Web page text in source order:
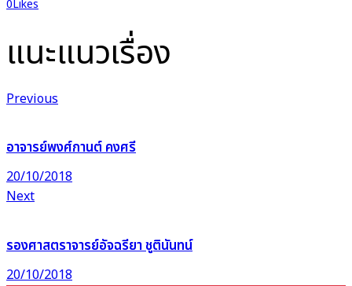
0Likes
แนะแนวเรื่อง
Previous
อาจารย์พงศ์กานต์ คงศรี
20/10/2018
Next
รองศาสตราจารย์อัจฉรียา ชูตินันทน์
20/10/2018